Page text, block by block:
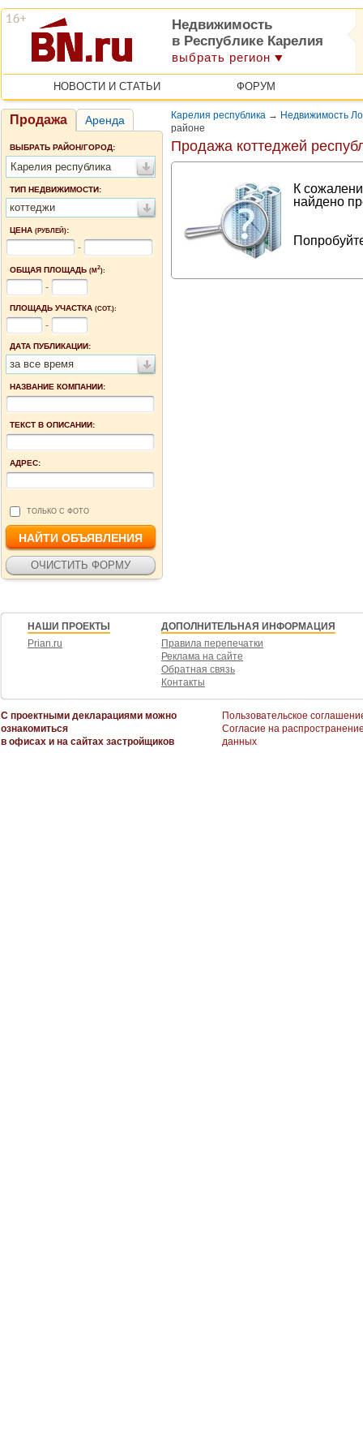
Недвижимость
в Республике Карелия
выбрать регион
НОВОСТИ И СТАТЬИ ФОРУМ
Продажа Аренда
ВЫБРАТЬ РАЙОН/ГОРОД:
Карелия республика
ТИП НЕДВИЖИМОСТИ:
коттеджи
ЦЕНА (РУБЛЕЙ):
-
ОБЩАЯ ПЛОЩАДЬ (М2):
-
ПЛОЩАДЬ УЧАСТКА (СОТ.):
-
ДАТА ПУБЛИКАЦИИ:
за все время
НАЗВАНИЕ КОМПАНИИ:
ТЕКСТ В ОПИСАНИИ:
АДРЕС:
ТОЛЬКО С ФОТО
Карелия республика → Недвижимость
районе
Продажа коттеджей
К
найдено
НАШИ ПРОЕКТЫ
Prian.ru
ДОПОЛНИТЕЛЬНАЯ ИНФОРМАЦИЯ
Правила перепечатки
Реклама на сайте
Обратная связь
Контакты
С проектными декларациями можно
ознакомиться
в офисах и на сайтах застройщиков
Пользовательское
Согласие на
данных